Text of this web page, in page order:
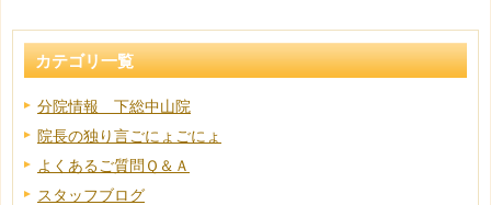
カテゴリ一覧
分院情報 下総中山院
院長の独り言ごにょごにょ
よくあるご質問Ｑ＆Ａ
スタッフブログ